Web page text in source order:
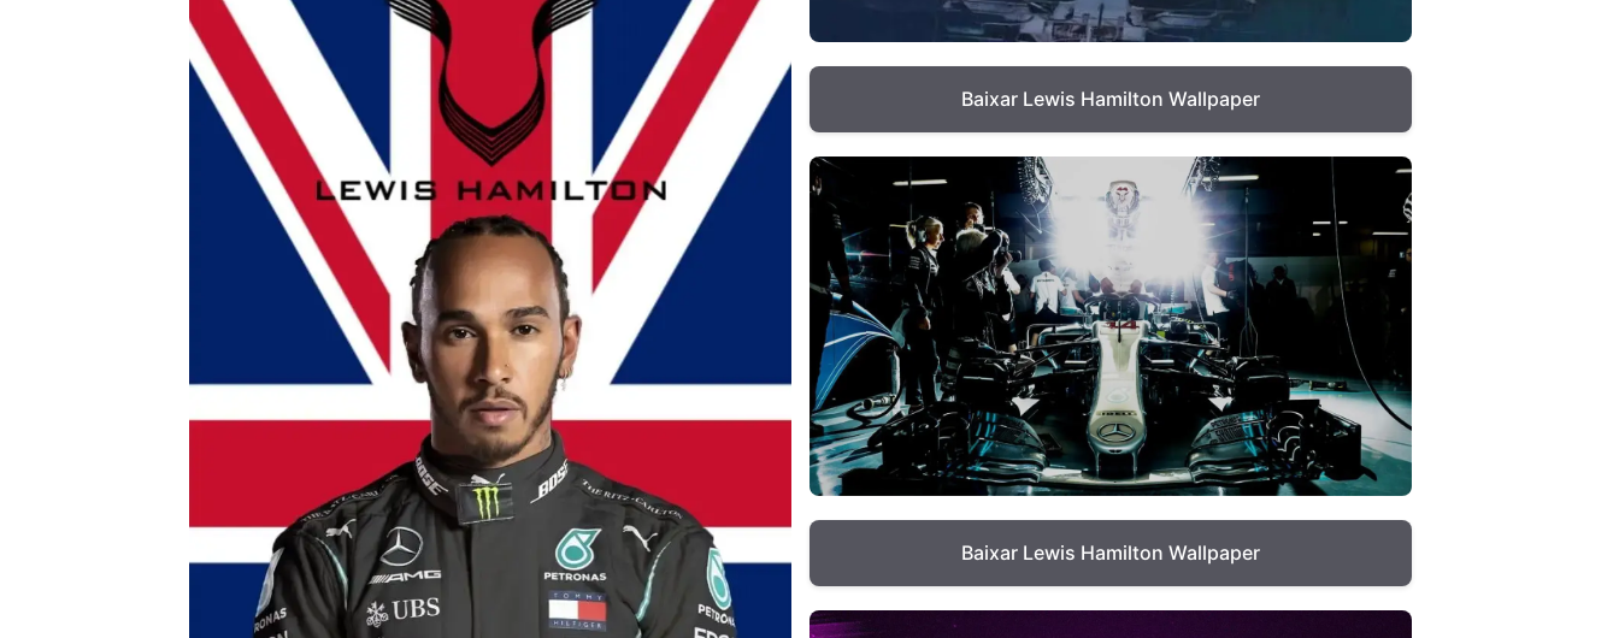
Baixar Lewis Hamilton Wallpaper
Baixar Lewis Hamilton Wallpaper